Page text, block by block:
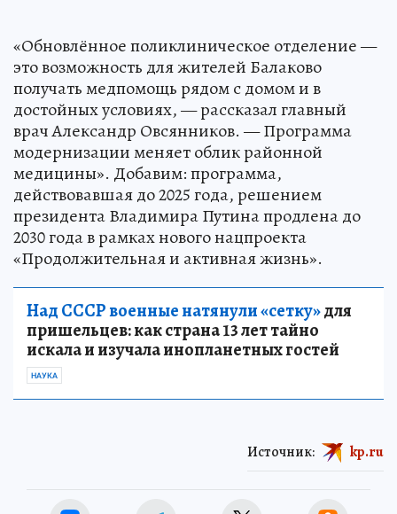
«Обновлённое поликлиническое отделение —
это возможность для жителей Балаково
получать медпомощь рядом с домом и в
достойных условиях, — рассказал главный
врач Александр Овсянников. — Программа
модернизации меняет облик районной
медицины». Добавим: программа,
действовавшая до 2025 года, решением
президента Владимира Путина продлена до
2030 года в рамках нового нацпроекта
«Продолжительная и активная жизнь».
Над СССР военные натянули «сетку»для
пришельцев: как страна 13 лет тайно
искала и изучала инопланетных гостей
НАУКА
Источник: kp.ru